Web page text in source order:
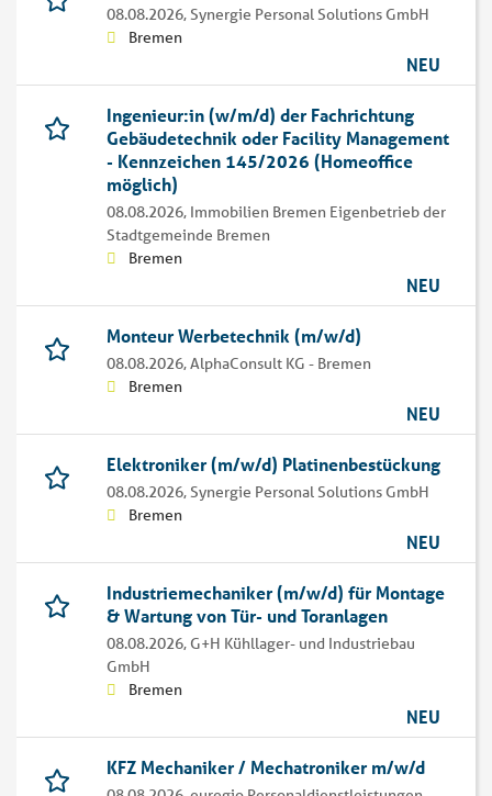
08.08.2026,Synergie Personal Solutions GmbH
Bremen
NEU
Ingenieur:in (w/m/d) der Fachrichtung
Gebäudetechnik oder Facility Management
- Kennzeichen 145/2026 (Homeoffice
möglich)
08.08.2026, Immobilien Bremen Eigenbetrieb der
Stadtgemeinde Bremen
Bremen
NEU
Monteur Werbetechnik (m/w/d)
08.08.2026,AlphaConsult KG - Bremen
Bremen
NEU
Elektroniker (m/w/d) Platinenbestückung
08.08.2026,Synergie Personal Solutions GmbH
Bremen
NEU
Industriemechaniker (m/w/d) für Montage
& Wartung von Tür- und Toranlagen
08.08.2026, G+H Kühllager- und Industriebau
GmbH
Bremen
NEU
KFZ Mechaniker / Mechatroniker m/w/d